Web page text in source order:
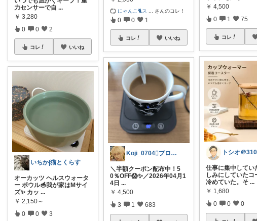
力センサーで自 ...
￥ 3,280
0 0 2
コレ いいね
いちか|猫とくらす
オーカッツ ヘルスウォータ
ー ボウル🥣我が家はMサイ
ズ✨ カッ ...
￥ 2,150～
0 0 3
にゃんこ🐈ス さんのコレ！
0 0 1
コレ いいね
Koji_0704🫟プロフも見てね♪
＼半額クーポン配布中！5
0％OFF😱✨／2026年04月1
4日 ...
￥ 4,500
3 1 683
￥ 4,500
0 1 75
コレ
トシオ＠310
仕事に集中してい
しみにしていたコ
冷めていた。そ ...
￥ 1,680
0 0 0